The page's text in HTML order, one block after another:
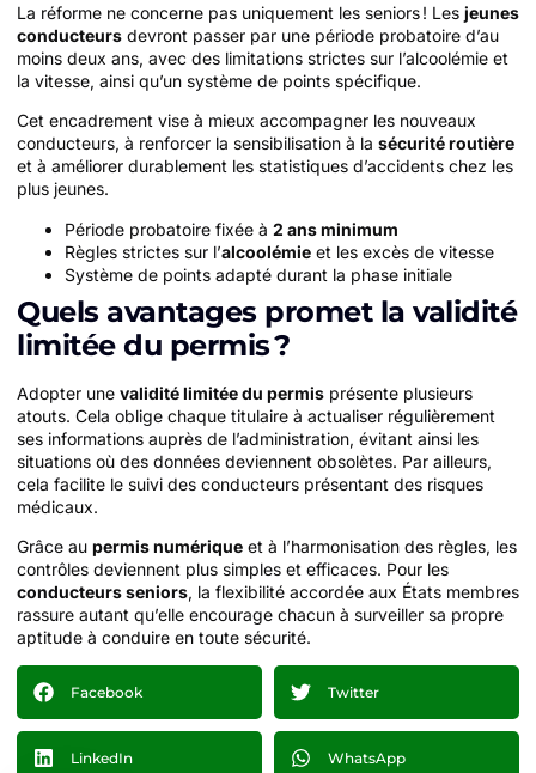
La réforme ne concerne pas uniquement les seniors ! Les jeunes
conducteurs devront passer par une période probatoire d’au
moins deux ans, avec des limitations strictes sur l’alcoolémie et
la vitesse, ainsi qu’un système de points spécifique.
Cet encadrement vise à mieux accompagner les nouveaux
conducteurs, à renforcer la sensibilisation à la sécurité routière
et à améliorer durablement les statistiques d’accidents chez les
plus jeunes.
Période probatoire fixée à 2 ans minimum
Règles strictes sur l’alcoolémie et les excès de vitesse
Système de points adapté durant la phase initiale
Quels avantages promet la validité
limitée du permis ?
Adopter une validité limitée du permis présente plusieurs
atouts. Cela oblige chaque titulaire à actualiser régulièrement
ses informations auprès de l’administration, évitant ainsi les
situations où des données deviennent obsolètes. Par ailleurs,
cela facilite le suivi des conducteurs présentant des risques
médicaux.
Grâce au permis numérique et à l’harmonisation des règles, les
contrôles deviennent plus simples et efficaces. Pour les
conducteurs seniors, la flexibilité accordée aux États membres
rassure autant qu’elle encourage chacun à surveiller sa propre
aptitude à conduire en toute sécurité.
Facebook Twitter
LinkedIn WhatsApp